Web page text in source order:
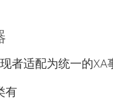
者适配为统一的XA
有